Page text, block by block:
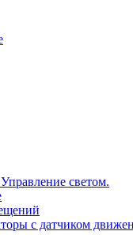
светом.
с датчиком